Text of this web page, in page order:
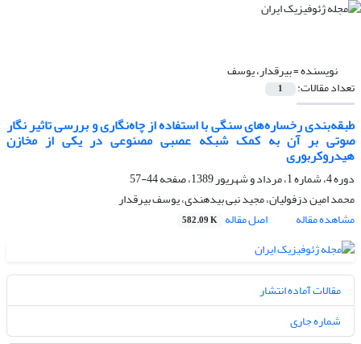
نویسنده =بیرقدار، یوسف
تعداد مقالات: 1
طبقه‌بندی رخساره‌‌های سنگی با استفاده از چاه‌نگاری و بررسی تاثیر نگار
صوتی بر آن به کمک شبکه عصبی مصنوعی در یکی از مخازن
هیدروکربوری
دوره 4، شماره 1، مرداد و شهریور 1389، صفحه
44-57
محمد امین دزفولیان، مجید نبی بیدهندی، یوسف بیرقدار
مشاهده مقاله
اصل مقاله 582.09 K
مقالات آماده انتشار
شماره جاری